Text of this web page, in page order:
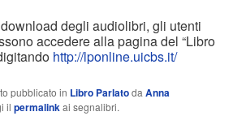
degli audiolibri, gli utenti
accedere alla pagina del “Libro
http://lponline.uicbs.it/
pubblicato in Libro ParlatodaAnna
ilpermalinkai segnalibri.